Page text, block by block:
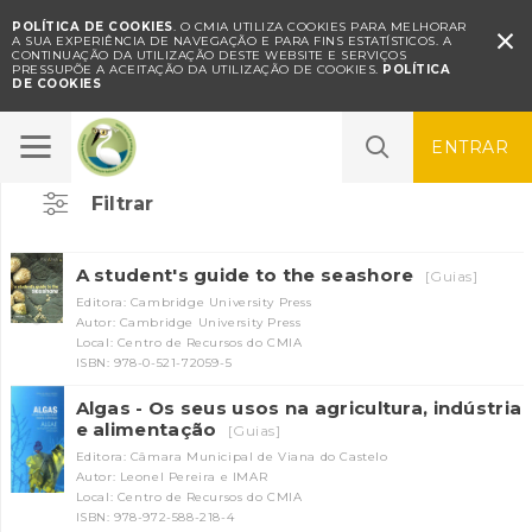
POLÍTICA DE COOKIES. O CMIA UTILIZA COOKIES PARA MELHORAR
A SUA EXPERIÊNCIA DE NAVEGAÇÃO E PARA FINS ESTATÍSTICOS. A
CONTINUAÇÃO DA UTILIZAÇÃO DESTE WEBSITE E SERVIÇOS
PRESSUPÕE A ACEITAÇÃO DA UTILIZAÇÃO DE COOKIES. POLÍTICA
DE COOKIES

ENTRAR
Mar
Filtrar
A student's guide to the seashore [Guias]
Editora: Cambridge University Press
Autor: Cambridge University Press
Local: Centro de Recursos do CMIA
ISBN: 978-0-521-72059-5
Algas - Os seus usos na agricultura, indústria
e alimentação
[Guias]
Editora: Câmara Municipal de Viana do Castelo
Autor: Leonel Pereira e IMAR
Local: Centro de Recursos do CMIA
ISBN: 978-972-588-218-4